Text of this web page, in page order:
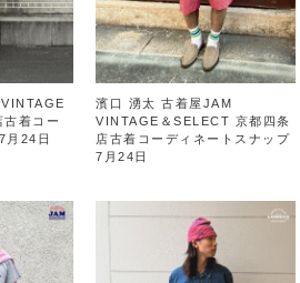
着コー
月24日
濱口 湧太 古着屋JAM
VINTAGE＆SELECT 京都四条
店古着コーディネートスナップ
7月24日